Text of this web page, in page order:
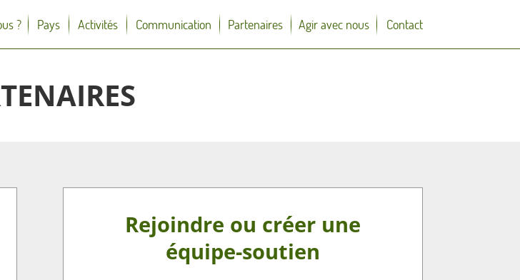
? Pays Activités Communication Partenaires Agir avec nous Contact
Rejoindre ou créer une
équipe-soutien